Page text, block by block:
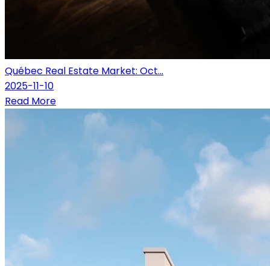
Québec Real Estate Market: Oct...
2025-11-10
Read More